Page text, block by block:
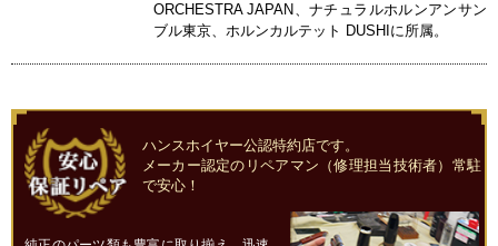
ORCHESTRA JAPAN、ナチュラルホルンアンサン
ブル東京、ホルンカルテット DUSHIに所属。
ハンスホイヤー公認特約店です。
メーカー認定のリペアマン（修理担当技術者）常駐
で安心！